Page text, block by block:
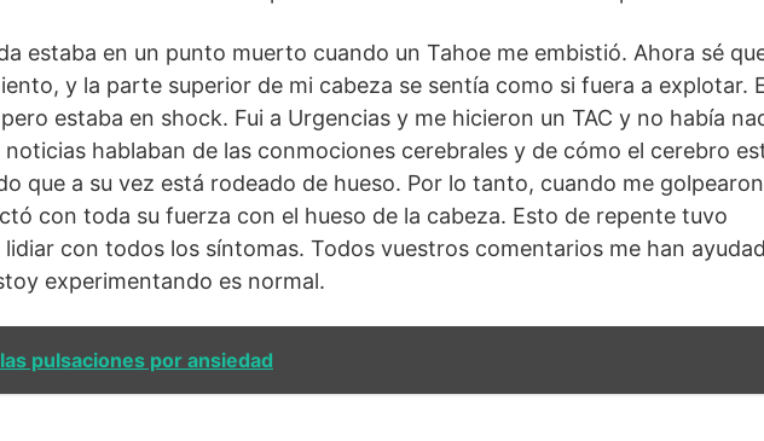
estaba en un punto muerto cuando un Tahoe me embistió. Ahora sé
y la parte superior de mi cabeza se sentía como si fuera a explotar.
estaba en shock. Fui a Urgencias y me hicieron un TAC y no había
noticias hablaban de las conmociones cerebrales y de cómo el cerebro
que a su vez está rodeado de hueso. Por lo tanto, cuando me
con toda su fuerza con el hueso de la cabeza. Esto de repente tuvo
con todos los síntomas. Todos vuestros comentarios me han
experimentando es normal.
pulsaciones por ansiedad